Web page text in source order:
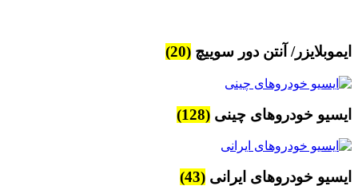
ایموبلایزر/ آنتن دور سوییچ (20)
ایسیو خودروهای چینی (128)
ایسیو خودروهای ایرانی (43)